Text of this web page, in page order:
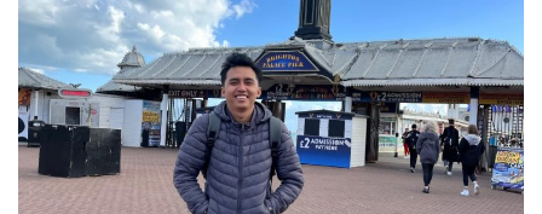
Catatan Tarbiyah
Kesehatan
Teknologi